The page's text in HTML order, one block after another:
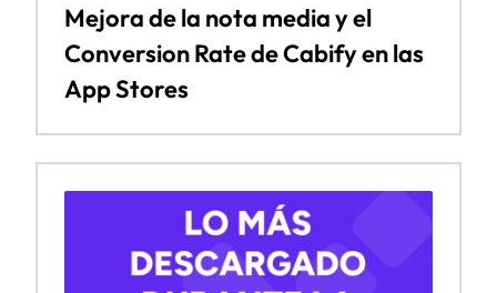
Mejora de la nota media y el
Conversion Rate de Cabify en las
App Stores